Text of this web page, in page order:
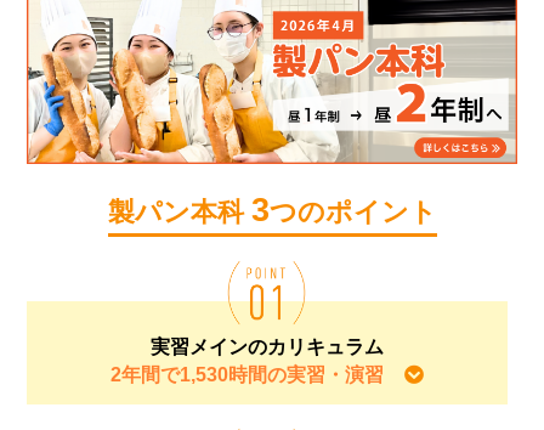
製パン本科 3つのポイント
実習メインのカリキュラム
2年間で1,530時間の実習・演習